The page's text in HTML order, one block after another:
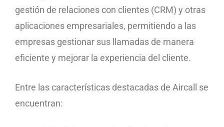
gestión de relaciones con clientes (CRM) y otras
aplicaciones empresariales, permitiendo a las
empresas gestionar sus llamadas de manera
eficiente y mejorar la experiencia del cliente.
Entre las características destacadas de Aircall se
encuentran: